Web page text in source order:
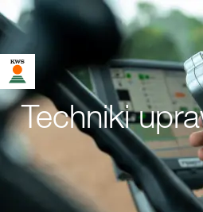
Techniki